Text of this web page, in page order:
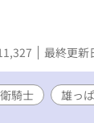
最終更新
騎士 雄っ